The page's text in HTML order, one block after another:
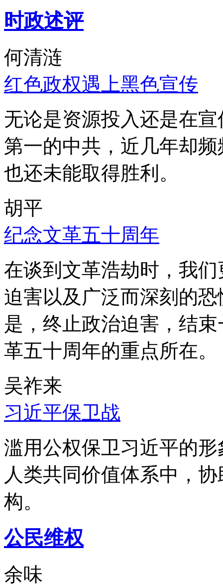
时政述评
何清涟
红色政权遇上黑色宣传
无论是资源投入还是在
第一的中共，近几年却
也还未能取得胜利。
胡平
纪念文革五十周年
在谈到文革浩劫时，我
迫害以及广泛而深刻的
是，终止政治迫害，结
革五十周年的重点所在。
吴祚来
习近平保卫战
滥用公权保卫习近平的
人类共同价值体系中，
构。
公民维权
余味